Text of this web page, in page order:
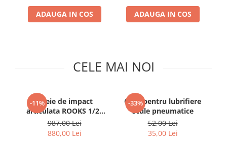
Clima/Aer conditionat
Cricuri cutie viteze
Dulapuri Bancuri Carucioare
Carucioare pentru marfa
Cutii pentru scule
Dulapuri echipate
Dulapuri pentru scule
ADAUGA IN COS ADAUGA IN COS
CELE MAI NOI
-11%Cheie de impact
articulata ROOKS 1/2″
500 Nm
987,00 Lei
880,00 Lei
-33%
Oiler pentru lubrifiere
scule pneumatice
52,00 Lei
35,00 Lei